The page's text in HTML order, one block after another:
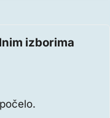
izborima